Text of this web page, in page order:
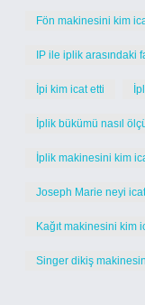
Fön makinesini kim
IP ile iplik arasındaki
İpi kim icat etti
İplik bükümü nasıl
İplik makinesini kim
Joseph Marie neyi
Kağıt makinesini kim
Singer dikiş